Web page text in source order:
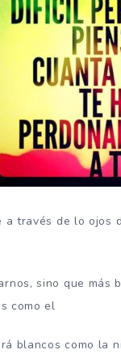
a través de lo ojos
sino que más
como el
blancos como la